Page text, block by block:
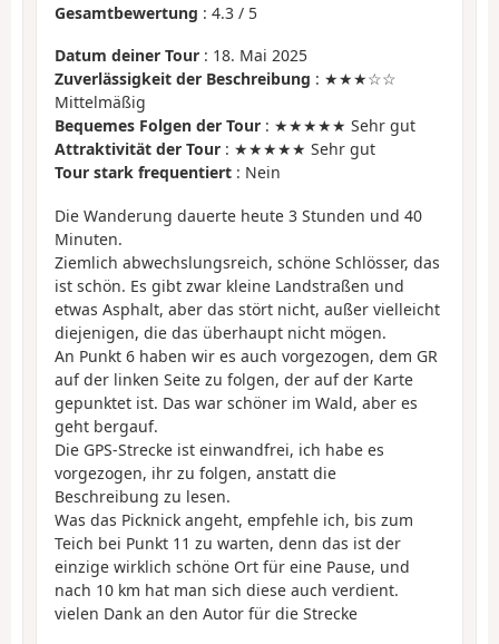
Gesamtbewertung : 4.3 / 5
Datum deiner Tour : 18. Mai 2025
Zuverlässigkeit der Beschreibung : ★★★☆☆
Mittelmäßig
Bequemes Folgen der Tour : ★★★★★ Sehr gut
Attraktivität der Tour : ★★★★★ Sehr gut
Tour stark frequentiert : Nein
Die Wanderung dauerte heute 3 Stunden und 40
Minuten.
Ziemlich abwechslungsreich, schöne Schlösser, das
ist schön. Es gibt zwar kleine Landstraßen und
etwas Asphalt, aber das stört nicht, außer vielleicht
diejenigen, die das überhaupt nicht mögen.
An Punkt 6 haben wir es auch vorgezogen, dem GR
auf der linken Seite zu folgen, der auf der Karte
gepunktet ist. Das war schöner im Wald, aber es
geht bergauf.
Die GPS-Strecke ist einwandfrei, ich habe es
vorgezogen, ihr zu folgen, anstatt die
Beschreibung zu lesen.
Was das Picknick angeht, empfehle ich, bis zum
Teich bei Punkt 11 zu warten, denn das ist der
einzige wirklich schöne Ort für eine Pause, und
nach 10 km hat man sich diese auch verdient.
vielen Dank an den Autor für die Strecke